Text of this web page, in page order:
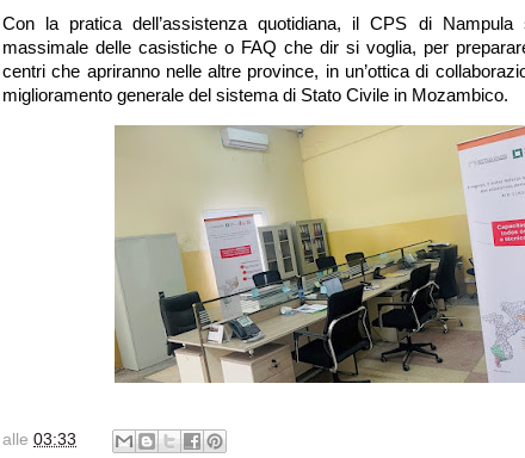
Con la pratica dell’assistenza quotidiana, il CPS di
massimale delle casistiche o FAQ che dir si voglia, per
centri che apriranno nelle altre province, in un’ottica di
miglioramento generale del sistema di Stato Civile in Mozambico.
alle 03:33